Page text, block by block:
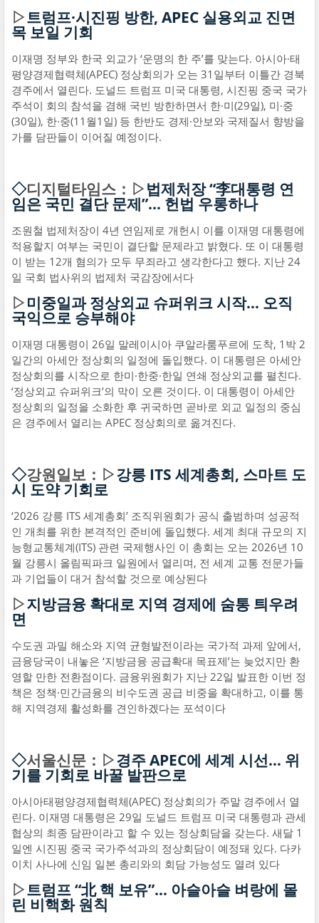
▷트럼프·시진핑 방한, APEC 실용외교 진면
목 보일 기회
이재명 정부와 한국 외교가 ‘운명의 한 주’를 맞는다. 아시아·태
평양경제협력체(APEC) 정상회의가 오는 31일부터 이틀간 경북
경주에서 열린다. 도널드 트럼프 미국 대통령, 시진핑 중국 국가
주석이 회의 참석을 겸해 국빈 방한하면서 한·미(29일), 미·중
(30일), 한·중(11월1일) 등 한반도 경제·안보와 국제질서 향방을
가를 담판들이 이어질 예정이다.
◇디지털타임스：▷법제처장 “李대통령 연
임은 국민 결단 문제”… 헌법 우롱하나
조원철 법제처장이 4년 연임제로 개헌시 이를 이재명 대통령에
적용할지 여부는 국민이 결단할 문제라고 밝혔다. 또 이 대통령
이 받는 12개 혐의가 모두 무죄라고 생각한다고 했다. 지난 24
일 국회 법사위의 법제처 국감장에서다
▷미중일과 정상외교 슈퍼위크 시작… 오직
국익으로 승부해야
이재명 대통령이 26일 말레이시아 쿠알라룸푸르에 도착, 1박 2
일간의 아세안 정상회의 일정에 돌입했다. 이 대통령은 아세안
정상회의를 시작으로 한미·한중·한일 연쇄 정상외교를 펼친다.
‘정상외교 슈퍼위크’의 막이 오른 것이다. 이 대통령이 아세안
정상회의 일정을 소화한 후 귀국하면 곧바로 외교 일정의 중심
은 경주에서 열리는 APEC 정상회의로 옮겨진다.
◇강원일보：▷강릉 ITS 세계총회, 스마트 도
시 도약 기회로
‘2026 강릉 ITS 세계총회’ 조직위원회가 공식 출범하며 성공적
인 개최를 위한 본격적인 준비에 돌입했다. 세계 최대 규모의 지
능형교통체계(ITS) 관련 국제행사인 이 총회는 오는 2026년 10
월 강릉시 올림픽파크 일원에서 열리며, 전 세계 교통 전문가들
과 기업들이 대거 참석할 것으로 예상된다
▷지방금융 확대로 지역 경제에 숨통 틔우려
면
수도권 과밀 해소와 지역 균형발전이라는 국가적 과제 앞에서,
금융당국이 내놓은 ‘지방금융 공급확대 목표제’는 늦었지만 환
영할 만한 전환점이다. 금융위원회가 지난 22일 발표한 이번 정
책은 정책·민간금융의 비수도권 공급 비중을 확대하고, 이를 통
해 지역경제 활성화를 견인하겠다는 포석이다
◇서울신문：▷경주 APEC에 세계 시선… 위
기를 기회로 바꿀 발판으로
아시아태평양경제협력체(APEC) 정상회의가 주말 경주에서 열
린다. 이재명 대통령은 29일 도널드 트럼프 미국 대통령과 관세
협상의 최종 담판이라고 할 수 있는 정상회담을 갖는다. 새달 1
일엔 시진핑 중국 국가주석과의 정상회담이 예정돼 있다. 다카
이치 사나에 신임 일본 총리와의 회담 가능성도 열려 있다
▷트럼프 “北 핵 보유”… 아슬아슬 벼랑에 몰
린 비핵화 원칙